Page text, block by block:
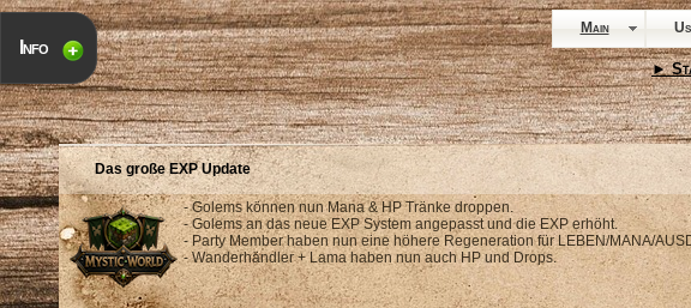
Main
►
Info
Das große EXP Update
- Golems können nun Mana & HP Tränke droppen.
- Golems an das neue EXP System angepasst und die EXP erhöht.
- Party Member haben nun eine höhere Regeneration für LEBEN/MANA/
- Wanderhändler + Lama haben nun auch HP und Drops.